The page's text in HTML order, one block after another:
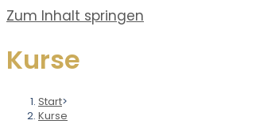
Zum Inhalt springen
Kurse
Start>
Kurse